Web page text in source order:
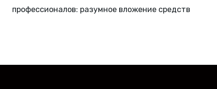
профессионалов: разумное вложение средств